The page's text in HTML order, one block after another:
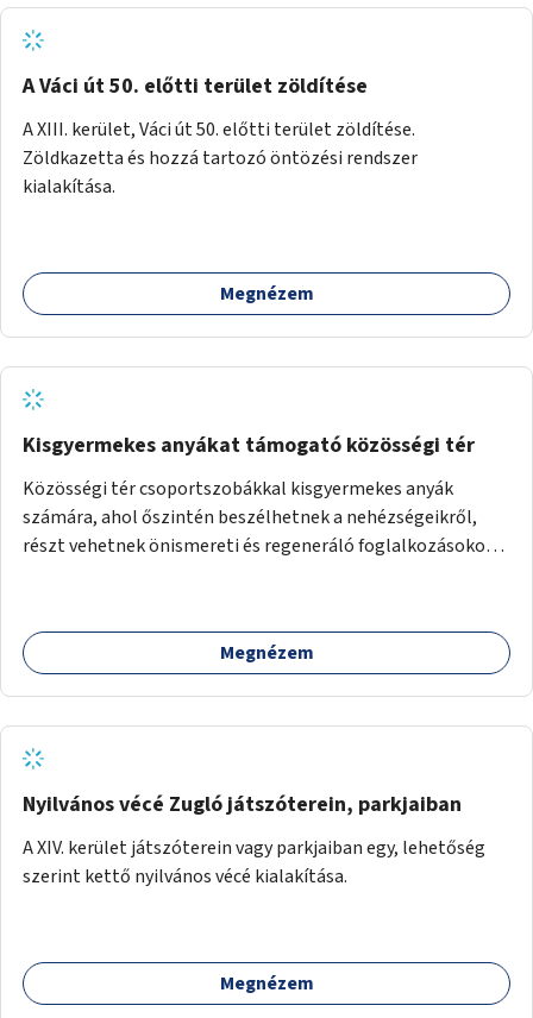
A Váci út 50. előtti terület zöldítése
A XIII. kerület, Váci út 50. előtti terület zöldítése.
Zöldkazetta és hozzá tartozó öntözési rendszer
kialakítása.
Megnézem
Kisgyermekes anyákat támogató közösségi tér
Közösségi tér csoportszobákkal kisgyermekes anyák
számára, ahol őszintén beszélhetnek a nehézségeikről,
részt vehetnek önismereti és regeneráló foglalkozásokon
Megnézem
Nyilvános vécé Zugló játszóterein, parkjaiban
A XIV. kerület játszóterein vagy parkjaiban egy, lehetőség
szerint kettő nyilvános vécé kialakítása.
Megnézem